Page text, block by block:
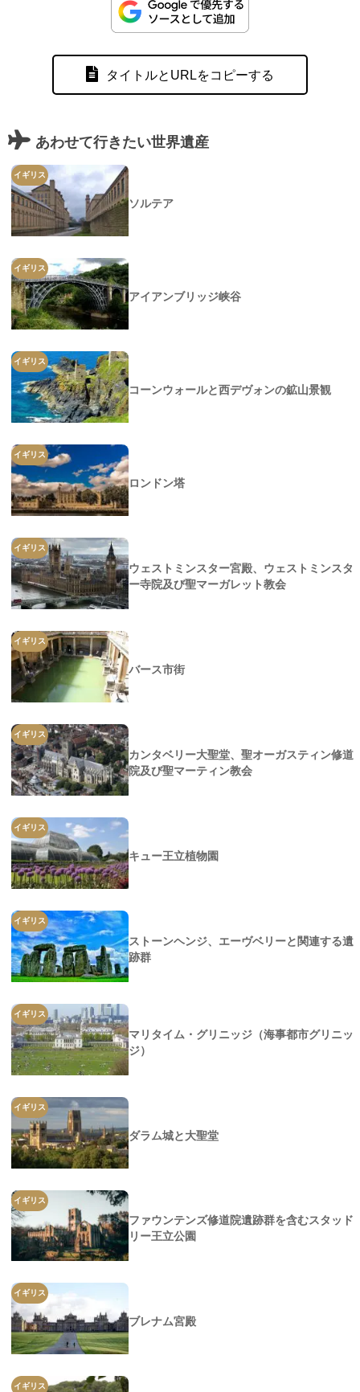
タイトルとURLをコピーする
あわせて行きたい世界遺産
イギリス
ソルテア
イギリス
アイアンブリッジ峡谷
イギリス
コーンウォールと西デヴォンの鉱山景観
イギリス
ロンドン塔
イギリス
ウェストミンスター宮殿、ウェストミンスタ
ー寺院及び聖マーガレット教会
イギリス
バース市街
イギリス
カンタベリー大聖堂、聖オーガスティン修道
院及び聖マーティン教会
イギリス
キュー王立植物園
イギリス
ストーンヘンジ、エーヴベリーと関連する遺
跡群
イギリス
マリタイム・グリニッジ（海事都市グリニッ
ジ）
イギリス
ダラム城と大聖堂
イギリス
ファウンテンズ修道院遺跡群を含むスタッド
リー王立公園
イギリス
ブレナム宮殿
イギリス